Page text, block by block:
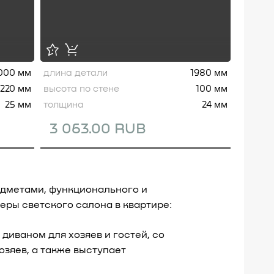
мм
220 мм
25 мм
3 063.00 RUB
длина детали
1980 мм
высота по стене
100 мм
толщина
24 мм
функционального и
светского салона в квартире:
для хозяев и гостей, со
а также выступает